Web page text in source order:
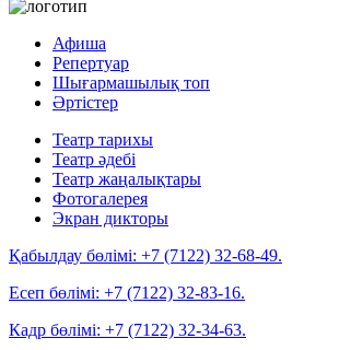
Афиша
Репертуар
Шығармашылық топ
Әртістер
Театр тарихы
Театр әдебі
Театр жаңалықтары
Фотогалерея
Экран дикторы
Қабылдау бөлімі: +7 (7122) 32-68-49.
Есеп бөлімі: +7 (7122) 32-83-16.
Кадр бөлімі: +7 (7122) 32-34-63.